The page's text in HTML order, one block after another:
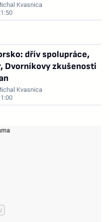
Kvasnica
dřív spolupráce,
Dvorníkovy zkušenosti
Kvasnica